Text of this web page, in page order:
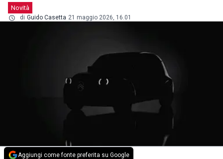
Novità
di Guido Casetta 21 maggio 2026, 16.01
Aggiungi come fonte preferita su Google